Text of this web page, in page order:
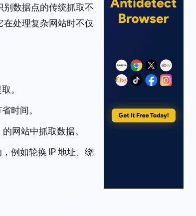
别数据点的传统抓取不
处理复杂网站时不仅
。
时间。
网站中抓取数据。
例如轮换 IP 地址、绕